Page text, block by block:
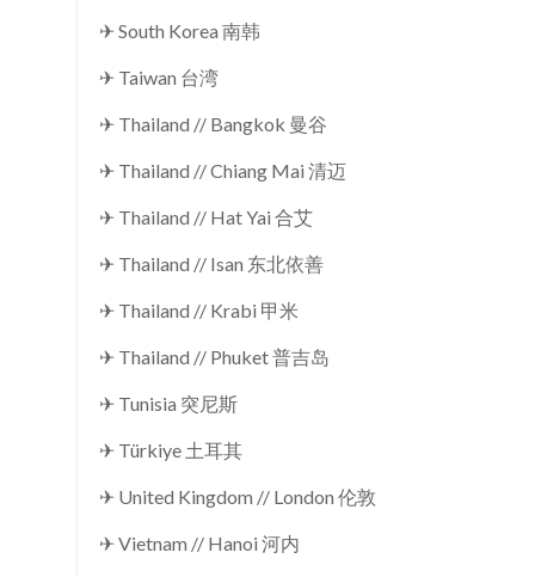
✈ South Korea 南韩
✈ Taiwan 台湾
✈ Thailand // Bangkok 曼谷
✈ Thailand // Chiang Mai 清迈
✈ Thailand // Hat Yai 合艾
✈ Thailand // Isan 东北依善
✈ Thailand // Krabi 甲米
✈ Thailand // Phuket 普吉岛
✈ Tunisia 突尼斯
✈ Türkiye 土耳其
✈ United Kingdom // London 伦敦
✈ Vietnam // Hanoi 河内